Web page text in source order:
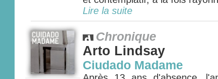
Lire la suite
Chronique
Arto Lindsay
Ciudado Madame